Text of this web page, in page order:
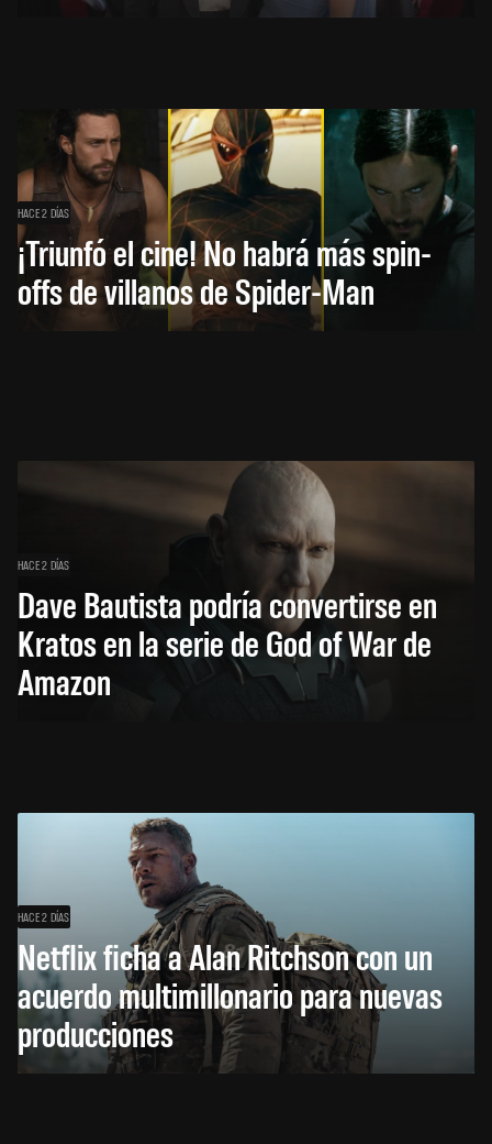
HACE 2 DÍAS
¡Triunfó el cine! No habrá más spin-
offs de villanos de Spider-Man
HACE 2 DÍAS
Dave Bautista podría convertirse en
Kratos en la serie de God of War de
Amazon
HACE 2 DÍAS
Netflix ficha a Alan Ritchson con un
acuerdo multimillonario para nuevas
producciones